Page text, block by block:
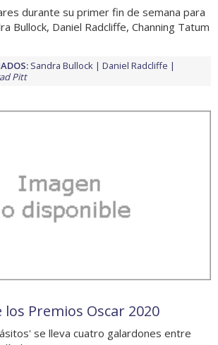
durante su primer fin de semana para
Bullock, Daniel Radcliffe, Channing Tatum
Sandra Bullock
Daniel Radcliffe
Pitt
Premios Oscar 2020
se lleva cuatro galardones entre